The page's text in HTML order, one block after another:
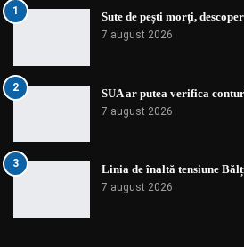
1 Sute de pești morți,
7 august 2026
2 SUA ar putea verifica
7 august 2026
3 Linia de înaltă tensiune
7 august 2026